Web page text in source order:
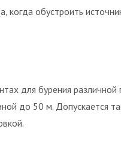
когда обустроить
для бурения различной
до 50 м. Допускается